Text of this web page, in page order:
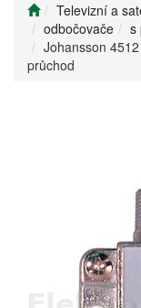
Televizní a
odbočovače
s
Johansson
průchod